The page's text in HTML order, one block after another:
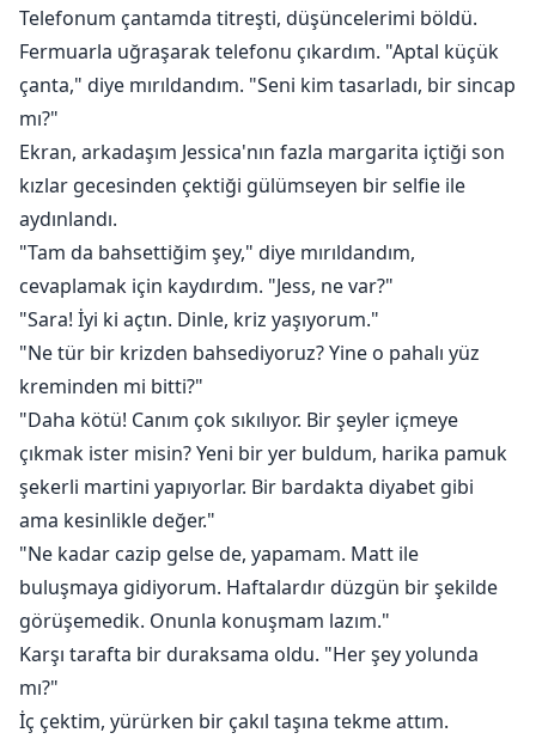
Telefonum çantamda titreşti, düşüncelerimi böldü.
Fermuarla uğraşarak telefonu çıkardım. "Aptal küçük
çanta," diye mırıldandım. "Seni kim tasarladı, bir sincap
mı?"
Ekran, arkadaşım Jessica'nın fazla margarita içtiği son
kızlar gecesinden çektiği gülümseyen bir selfie ile
aydınlandı.
"Tam da bahsettiğim şey," diye mırıldandım,
cevaplamak için kaydırdım. "Jess, ne var?"
"Sara! İyi ki açtın. Dinle, kriz yaşıyorum."
"Ne tür bir krizden bahsediyoruz? Yine o pahalı yüz
kreminden mi bitti?"
"Daha kötü! Canım çok sıkılıyor. Bir şeyler içmeye
çıkmak ister misin? Yeni bir yer buldum, harika pamuk
şekerli martini yapıyorlar. Bir bardakta diyabet gibi
ama kesinlikle değer."
"Ne kadar cazip gelse de, yapamam. Matt ile
buluşmaya gidiyorum. Haftalardır düzgün bir şekilde
görüşemedik. Onunla konuşmam lazım."
Karşı tarafta bir duraksama oldu. "Her şey yolunda
mı?"
İç çektim, yürürken bir çakıl taşına tekme attım.